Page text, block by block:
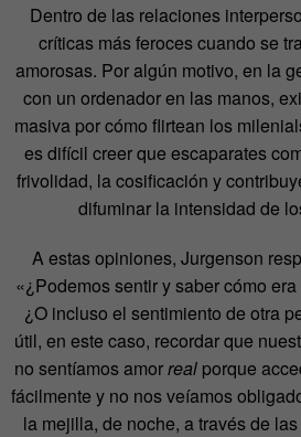
Dentro de las relaciones
críticas más feroces cuando se
amorosas. Por algún motivo, en la
con un ordenador en las manos,
masiva por cómo flirtean los
es difícil creer que escaparates
frivolidad, la cosificación y
difuminar la intensidad de
A estas opiniones, Jurgenson
«¿Podemos sentir y saber cómo
¿O incluso el sentimiento de otra
útil, en este caso, recordar que
no sentíamos amorrealporque
fácilmente y no nos veíamos
la mejilla, de noche, a través de